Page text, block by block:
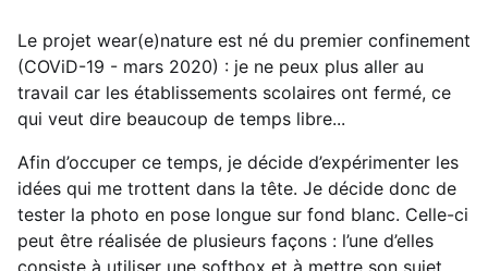
Le projet wear(e)nature est né du premier confinement
(COViD-19 - mars 2020) : je ne peux plus aller au
travail car les établissements scolaires ont fermé, ce
qui veut dire beaucoup de temps libre...
Afin d’occuper ce temps, je décide d’expérimenter les
idées qui me trottent dans la tête. Je décide donc de
tester la photo en pose longue sur fond blanc. Celle-ci
peut être réalisée de plusieurs façons : l’une d’elles